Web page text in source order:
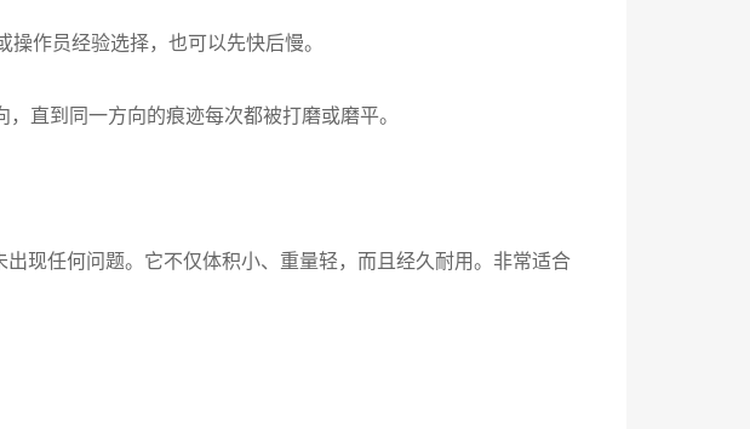
作员经验选择，也可以先快后慢。
直到同一方向的痕迹每次都被打磨或磨平。
任何问题。它不仅体积小、重量轻，而且经久耐用。非常适合